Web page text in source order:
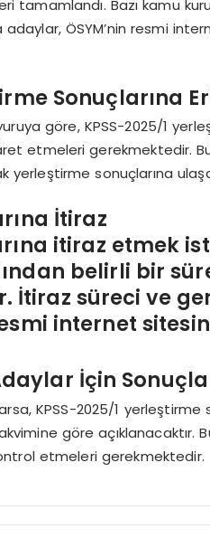
tamamlandı. Bazı kamu
ÖSYM’nin resmi
Sonuçlarına
göre, KPSS-2025/1
etmeleri gerekmektedir.
yerleştirme sonuçlarına
İtiraz
itiraz etmek
belirli bir
İtiraz süreci ve
internet
İçin
KPSS-2025/1 yerleştirme
göre açıklanacaktır.
etmeleri gerekmektedir.